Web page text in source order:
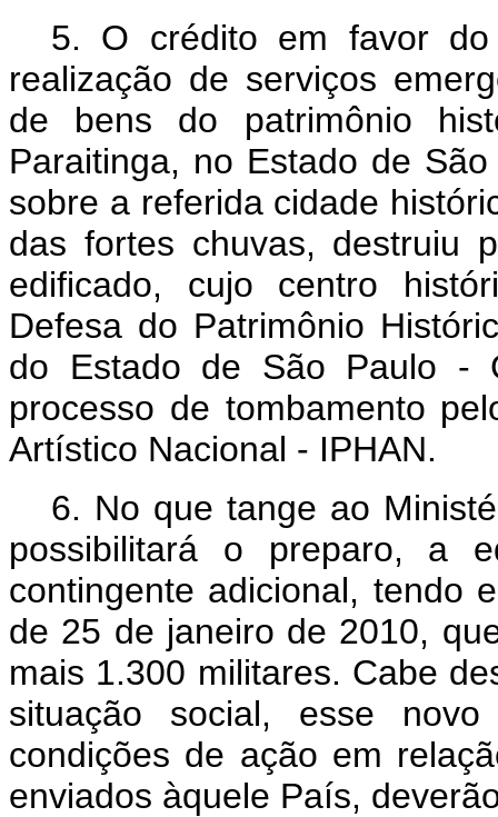
5. O crédito em favor
realização de serviços
de bens do patrimônio
Paraitinga, no Estado de
sobre a referida cidade
das fortes chuvas, destruiu
edificado, cujo centro
Defesa do Patrimônio
do Estado de São Paulo -
processo de tombamento
Artístico Nacional - IPHAN.
6. No que tange ao
possibilitará o preparo, a
contingente adicional, tendo
de 25 de janeiro de 2010,
mais 1.300 militares. Cabe
situação social, esse
condições de ação em
enviados àquele País,